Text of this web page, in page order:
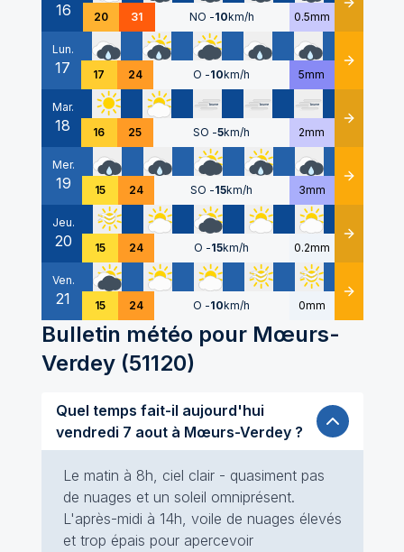
16 20 31 NO -10km/h 0.5mm Détails
Lun.
17 17 24 O -10km/h 5mm Détails
Mar.
18 16 25 SO -5km/h 2mm Détails
Mer.
19 15 24 SO -15km/h 3mm Détails
Jeu.
20 15 24 O -15km/h 0.2mm Détails
Ven.
21 15 24 O -10km/h 0mm Détails
Bulletin météo pour Mœurs-
Verdey(51120)
Quel temps fait-il aujourd'hui
vendredi 7 aout à Mœurs-Verdey ?
Le matin à 8h, ciel clair - quasiment pas
de nuages et un soleil omniprésent.
L'après-midi à 14h, voile de nuages élevés
et trop épais pour apercevoir